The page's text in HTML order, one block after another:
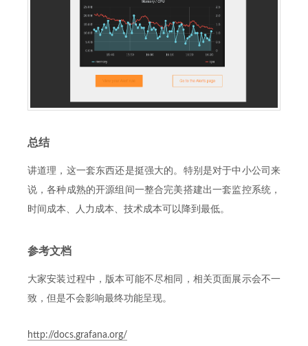
总结
讲道理，这一套东西还是挺强大的。特别是对于中小公司来
说，各种成熟的开源组间一整合完美搭建出一套监控系统，
时间成本、人力成本、技术成本可以降到最低。
参考文档
大家安装过程中，版本可能不尽相同，相关页面展示会不一
致，但是不会影响最终功能呈现。
http://docs.grafana.org/